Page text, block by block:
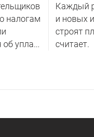
налогам
упла...
Каждый
и новых
строят
считает.